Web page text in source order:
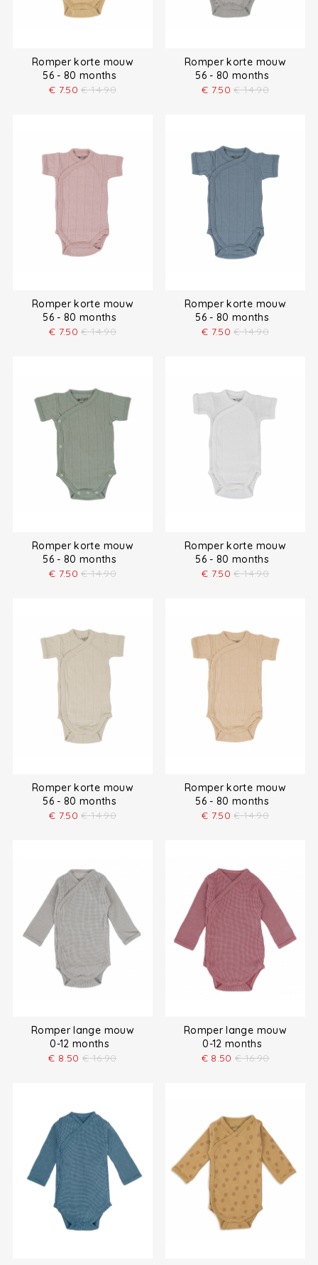
Romper korte mouw
56 - 80 months
€ 7.50 € 14.90
Romper korte mouw
56 - 80 months
€ 7.50 € 14.90
Romper korte mouw
56 - 80 months
€ 7.50 € 14.90
Romper korte mouw
56 - 80 months
€ 7.50 € 14.90
Romper korte mouw
56 - 80 months
€ 7.50 € 14.90
Romper korte mouw
56 - 80 months
€ 7.50 € 14.90
Romper korte mouw
56 - 80 months
€ 7.50 € 14.90
Romper korte mouw
56 - 80 months
€ 7.50 € 14.90
Romper lange mouw
0-12 months
€ 8.50 € 16.90
Romper lange mouw
0-12 months
€ 8.50 € 16.90